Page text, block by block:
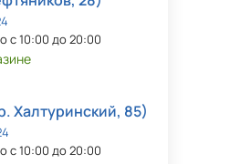
с 10:00 до 20:00
Халтуринский, 85)
с 10:00 до 20:00